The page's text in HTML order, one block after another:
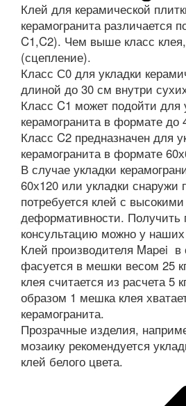
Клей для керамической
керамогранита различается
C1,C2). Чем выше класс
(сцепление).
Класс С0 для укладки
длиной до 30 см внутри
Класс C1 может подойти для
керамогранита в формате до
Класс C2 предназначен для
керамогранита в формате
В случае укладки
60х120 или укладки
потребуется клей с
деформативности. Получить
консультацию можно у
Клей производителя Mapei в
фасуется в мешки весом 25
клея считается из расчета 5
образом 1 мешка клея
керамогранита.
Прозрачные изделия,
мозаику рекомендуется
клей белого цвета.